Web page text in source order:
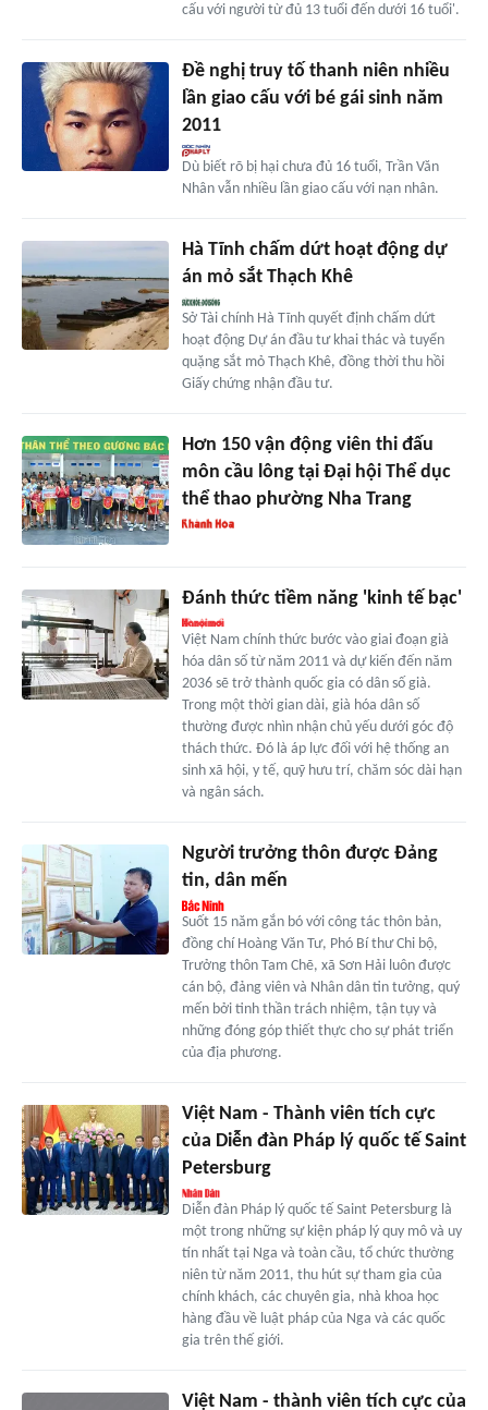
cấu với người từ đủ 13 tuổi đến dưới 16 tuổi'.
Đề nghị truy tố thanh niên nhiều
lần giao cấu với bé gái sinh năm
2011
Dù biết rõ bị hại chưa đủ 16 tuổi, Trần Văn
Nhân vẫn nhiều lần giao cấu với nạn nhân.
Hà Tĩnh chấm dứt hoạt động dự
án mỏ sắt Thạch Khê
Sở Tài chính Hà Tĩnh quyết định chấm dứt
hoạt động Dự án đầu tư khai thác và tuyển
quặng sắt mỏ Thạch Khê, đồng thời thu hồi
Giấy chứng nhận đầu tư.
Hơn 150 vận động viên thi đấu
môn cầu lông tại Đại hội Thể dục
thể thao phường Nha Trang
Đánh thức tiềm năng 'kinh tế bạc'
Việt Nam chính thức bước vào giai đoạn già
hóa dân số từ năm 2011 và dự kiến đến năm
2036 sẽ trở thành quốc gia có dân số già.
Trong một thời gian dài, già hóa dân số
thường được nhìn nhận chủ yếu dưới góc độ
thách thức. Đó là áp lực đối với hệ thống an
sinh xã hội, y tế, quỹ hưu trí, chăm sóc dài hạn
và ngân sách.
Người trưởng thôn được Đảng
tin, dân mến
Suốt 15 năm gắn bó với công tác thôn bản,
đồng chí Hoàng Văn Tư, Phó Bí thư Chi bộ,
Trưởng thôn Tam Chẽ, xã Sơn Hải luôn được
cán bộ, đảng viên và Nhân dân tin tưởng, quý
mến bởi tinh thần trách nhiệm, tận tụy và
những đóng góp thiết thực cho sự phát triển
của địa phương.
Việt Nam - Thành viên tích cực
của Diễn đàn Pháp lý quốc tế Saint
Petersburg
Diễn đàn Pháp lý quốc tế Saint Petersburg là
một trong những sự kiện pháp lý quy mô và uy
tín nhất tại Nga và toàn cầu, tổ chức thường
niên từ năm 2011, thu hút sự tham gia của
chính khách, các chuyên gia, nhà khoa học
hàng đầu về luật pháp của Nga và các quốc
gia trên thế giới.
Việt Nam - thành viên tích cực của